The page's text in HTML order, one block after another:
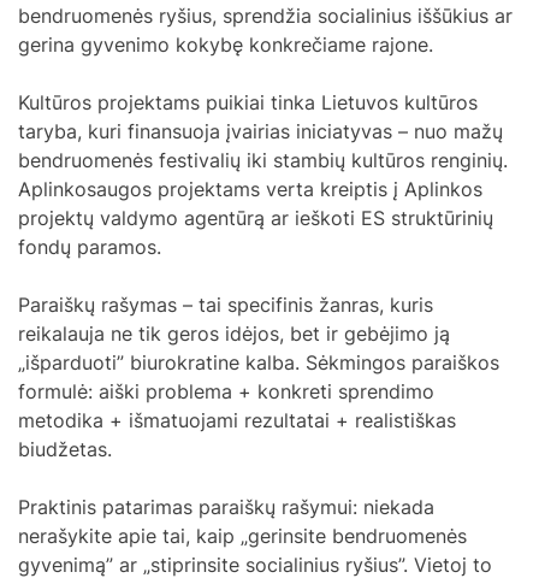
bendruomenės ryšius, sprendžia socialinius iššūkius ar
gerina gyvenimo kokybę konkrečiame rajone.
Kultūros projektams puikiai tinka Lietuvos kultūros
taryba, kuri finansuoja įvairias iniciatyvas – nuo mažų
bendruomenės festivalių iki stambių kultūros renginių.
Aplinkosaugos projektams verta kreiptis į Aplinkos
projektų valdymo agentūrą ar ieškoti ES struktūrinių
fondų paramos.
Paraiškų rašymas – tai specifinis žanras, kuris
reikalauja ne tik geros idėjos, bet ir gebėjimo ją
„išparduoti” biurokratine kalba. Sėkmingos paraiškos
formulė: aiški problema + konkreti sprendimo
metodika + išmatuojami rezultatai + realistiškas
biudžetas.
Praktinis patarimas paraiškų rašymui: niekada
nerašykite apie tai, kaip „gerinsite bendruomenės
gyvenimą” ar „stiprinsite socialinius ryšius”. Vietoj to